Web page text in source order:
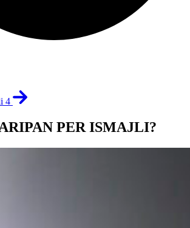
4
PER ISMAJLI?